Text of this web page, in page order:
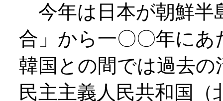
今年は日本が朝鮮半
合」から一〇〇年に
韓国との間では過去
民主主義人民共和国